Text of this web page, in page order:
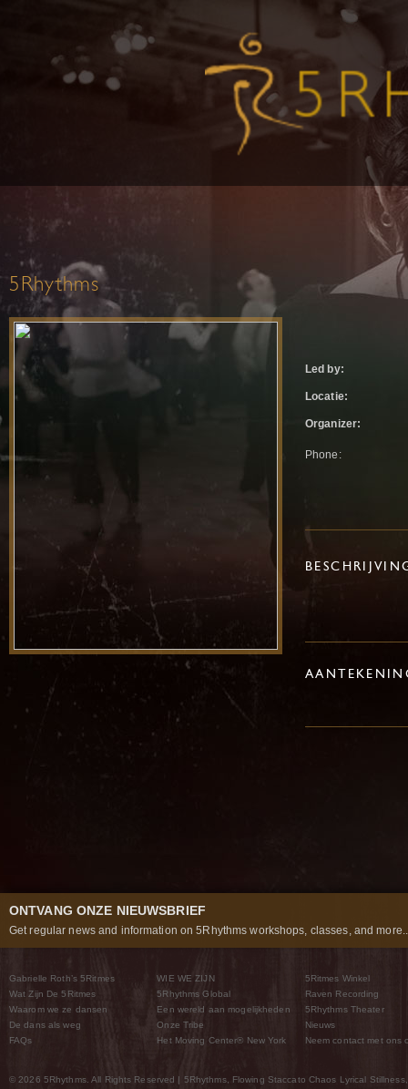
5Rhythms
Led by:
Locatie:
Organizer:
Phone:
ONTVANG ONZE NIEUWSBRIEF
Get regular news and information on 5Rhythms workshops, classes, and
Gabrielle Roth’s 5Ritmes
Wat Zijn De 5Ritmes
Waarom we ze dansen
De dans als weg
FAQs
WIE WE ZIJN
5Rhythms Global
Een wereld aan mogelijkheden
Onze Tribe
Het Moving Center® New York
5Ritmes Winkel
Raven Recording
5Rhythms Theater
Nieuws
Neem contact met ons
© 2026 5Rhythms. All Rights Reserved | 5Rhythms, Flowing Staccato Chaos Lyrical